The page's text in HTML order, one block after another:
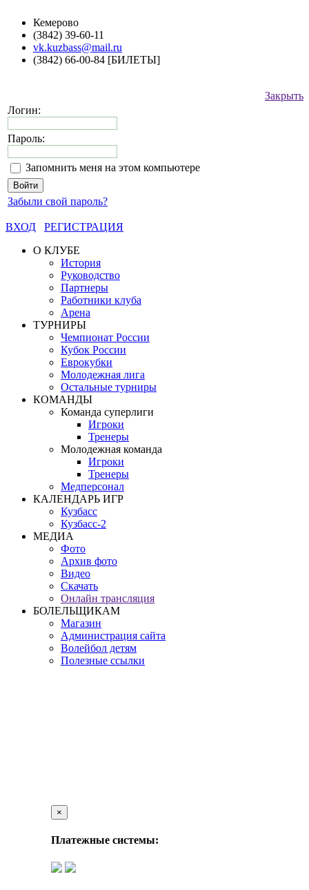
Кемерово
(3842) 39-60-11
vk.kuzbass@mail.ru
(3842) 66-00-84 [БИЛЕТЫ]
Закрыть
Логин:
Пароль:
Запомнить меня на этом компьютере
Забыли свой пароль?
ВХОД
РЕГИСТРАЦИЯ
О КЛУБЕ
История
Руководство
Партнеры
Работники клуба
Арена
ТУРНИРЫ
Чемпионат России
Кубок России
Еврокубки
Молодежная лига
Остальные турниры
КОМАНДЫ
Команда суперлиги
Игроки
Тренеры
Молодежная команда
Игроки
Тренеры
Медперсонал
КАЛЕНДАРЬ ИГР
Кузбасс
Кузбасс-2
МЕДИА
Фото
Архив фото
Видео
Скачать
Онлайн трансляция
БОЛЕЛЬЩИКАМ
Магазин
Администрация сайта
Волейбол детям
Полезные ссылки
×
Платежные системы: